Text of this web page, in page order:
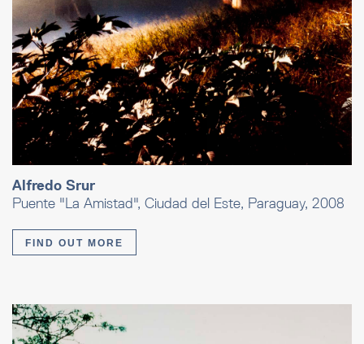
Alfredo Srur
Puente "La Amistad", Ciudad del Este, Paraguay, 2008
FIND OUT MORE